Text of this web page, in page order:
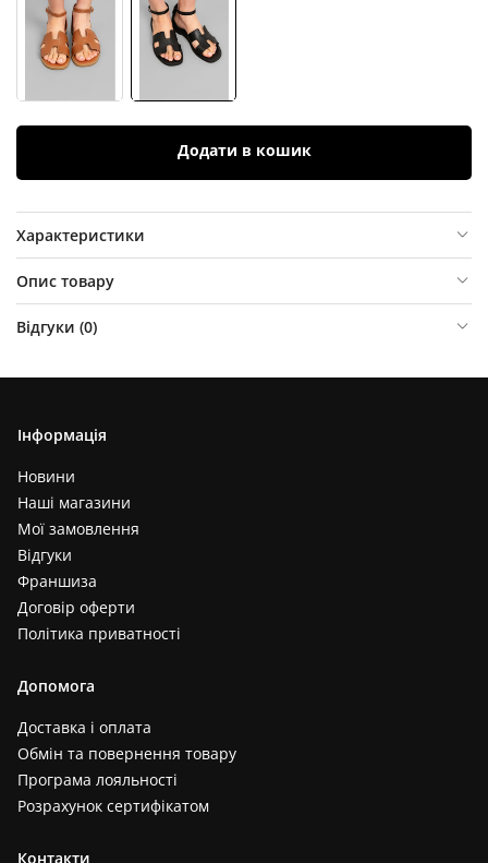
Додати в кошик
Характеристики
Опис товару
Відгуки (0)
Інформація
Новини
Наші магазини
Мої замовлення
Відгуки
Франшиза
Договір оферти
Політика приватності
Допомога
Доставка і оплата
Обмін та повернення товару
Програма лояльності
Розрахунок сертифікатом
Контакти